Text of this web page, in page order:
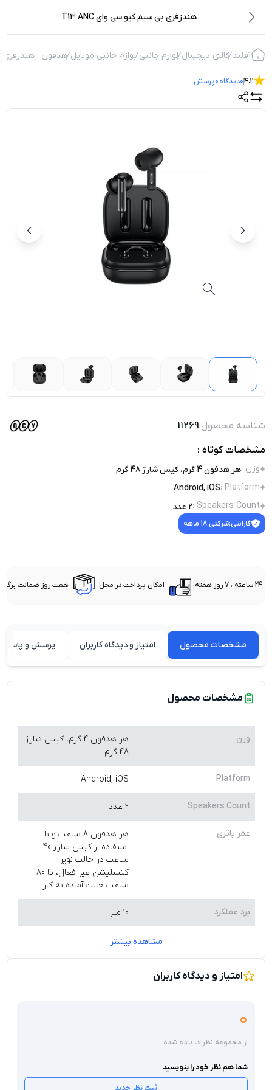
هندزفری بی سیم کیو سی وای T13 ANC
آفلند کالای دیجیتال لوازم جانبی لوازم جانبی موبایل هدفون ، هندزفری
4.2
0دیدگاه0پرسش
شناسه محصول:11269
مشخصات کوتاه :
وزن :هر هدفون 4 گرم، کیس شارژ 48 گرم
Platform
:
Android, iOS
Speakers Count
:2 عدد
گارانتی:شرکتی 18 ماهه
24 ساعته ، 7 روز هفته امکان پرداخت در محل هفت روز ضمانت
مشخصات محصول امتیاز و دیدگاه کاربران پرسش و پاسخ
مشخصات محصول
وزن
هر هدفون 4 گرم، کیس شارژ
48 گرم
Platform
Android, iOS
Speakers Count 2 عدد
عمر باتری
هر هدفون 8 ساعت و با
استفاده از کیس شارژ 40
ساعت در حالت نویز
کنسلیشن غیر فعال، تا 80
ساعت حالت آماده به کار
برد عملکرد 10 متر
مشاهده بیشتر
امتیاز و دیدگاه کاربران
0
از مجموعه نظرات داده شده
شما هم نظر خود را بنویسید
ثبت نظر جدید